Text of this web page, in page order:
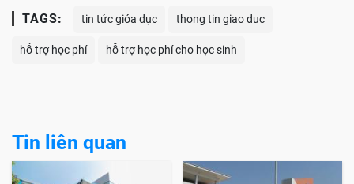
TAGS: tin tức gióa dục thong tin giao duc
hỗ trợ học phí hỗ trợ học phí cho học sinh
Tin liên quan